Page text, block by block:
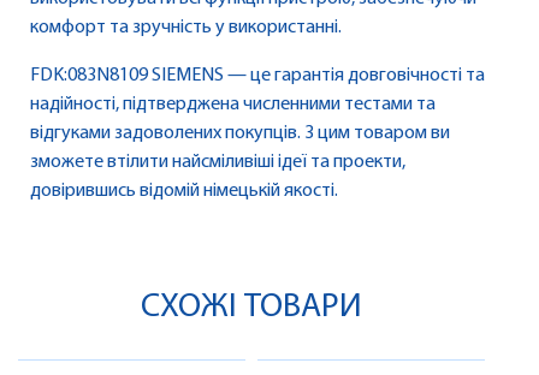
комфорт та зручність у використанні.
FDK:083N8109 SIEMENS — це гарантія довговічності та
надійності, підтверджена численними тестами та
відгуками задоволених покупців. З цим товаром ви
зможете втілити найсміливіші ідеї та проекти,
довірившись відомій німецькій якості.
СХОЖІ ТОВАРИ